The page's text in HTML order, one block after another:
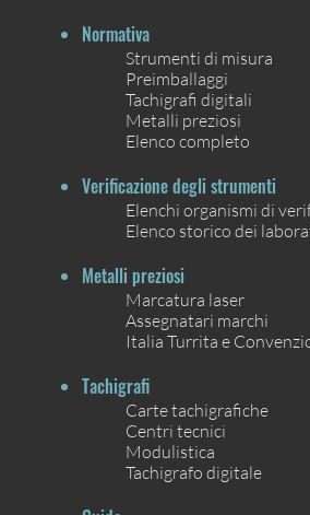
Normativa
Strumenti di misura
Preimballaggi
Tachigrafi digitali
Metalli preziosi
Elenco completo
Verificazione degli strumenti
Elenchi organismi di
Elenco storico dei
Metalli preziosi
Marcatura laser
Assegnatari marchi
Italia Turrita e
Tachigrafi
Carte tachigrafiche
Centri tecnici
Modulistica
Tachigrafo digitale